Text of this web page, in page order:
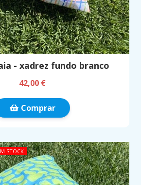
- xadrez fundo branco
42,00 €
Comprar
STOCK